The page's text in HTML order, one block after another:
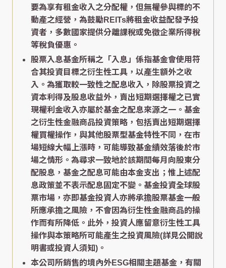
要為享有租金收入之分配權，但無權參與標的不
動產之經營，為鼓勵REITs將租金收益配發予投
資者，多數國家提供分離課稅或免徵企業所得稅
等稅負優惠。
股票入息基金所稱之「入息」係指基金會使用符
合其投資目標之衍生性工具，以產生額外之收
入。為獲取較一致性之配息收入，除股票投資之
資本利得及股息收益外，賣出短期選擇權之已實
現權利金收入亦屬於基金之配息來源之一。基金
之衍生性金融商品投資策略，包括賣出短期選擇
權買權操作，與其他股票型基金特性不同，在市
場短線大幅上漲時，可能導致基金績效落後於市
場之情形。為尋求一致地於該期間每月向股東分
配股息，基金之配息可能由本金支出；惟上述配
息政策並不表示配息固定不變。基金投資全球股
票市場，亦即基金投資人亦將承擔股票基金一般
所應承擔之風險，不會因為衍生性金融商品的操
作而有所降低。此外，投資人應留意衍生性工具
操作與本策略所可能產生之投資風險(詳見公開說
明書或投資人須知)。
本公司所銷售的境內外ESG相關主題基金，有關